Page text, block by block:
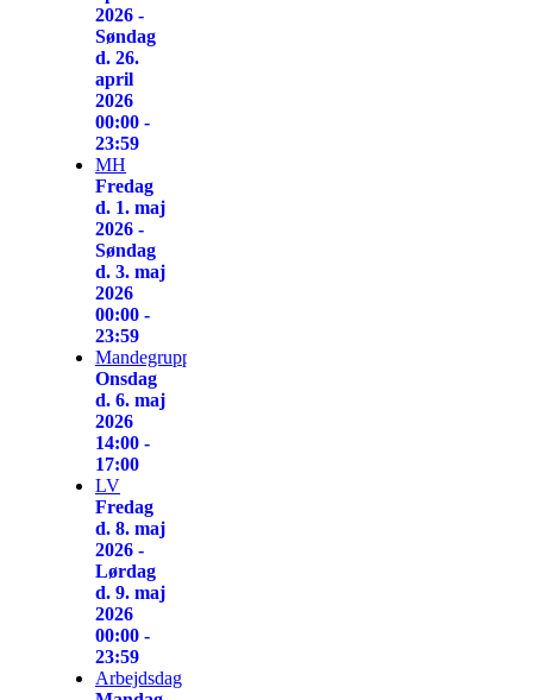
2026 -
Søndag
d. 26.
april
2026
00:00 -
23:59
MH
Fredag
d. 1. maj
2026 -
Søndag
d. 3. maj
2026
00:00 -
23:59
Mandegruppen
Onsdag
d. 6. maj
2026
14:00 -
17:00
LV
Fredag
d. 8. maj
2026 -
Lørdag
d. 9. maj
2026
00:00 -
23:59
Arbejdsdag